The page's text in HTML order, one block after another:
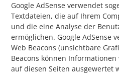
Google AdSense verwendet
Textdateien, die auf Ihrem
und die eine Analyse der
ermöglichen. Google AdSense
Web Beacons (unsichtbare
Beacons können
auf diesen Seiten ausgewertet